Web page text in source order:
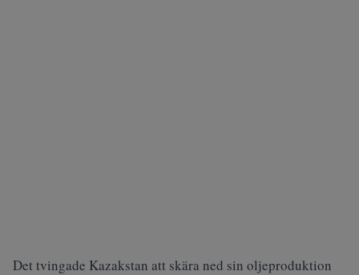
Det tvingade Kazakstan att skära ned sin oljeproduktion